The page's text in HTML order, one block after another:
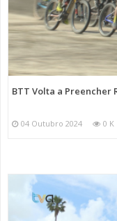
BTT Volta a Preencher
04 Outubro 2024 0 K